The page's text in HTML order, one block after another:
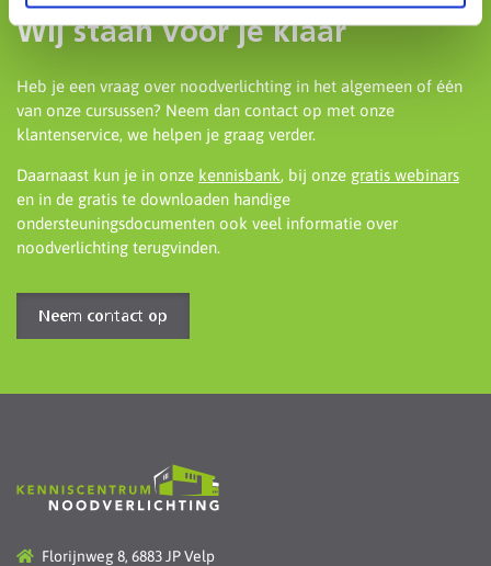
Wij staan voor je klaar
Heb je een vraag over noodverlichting in het algemeen of één
van onze cursussen? Neem dan contact op met onze
klantenservice, we helpen je graag verder.
Daarnaast kun je in onze kennisbank, bij onze gratis webinars
en in de gratis te downloaden handige
ondersteuningsdocumenten ook veel informatie over
noodverlichting terugvinden.
Neem contact op
Florijnweg 8, 6883 JP Velp